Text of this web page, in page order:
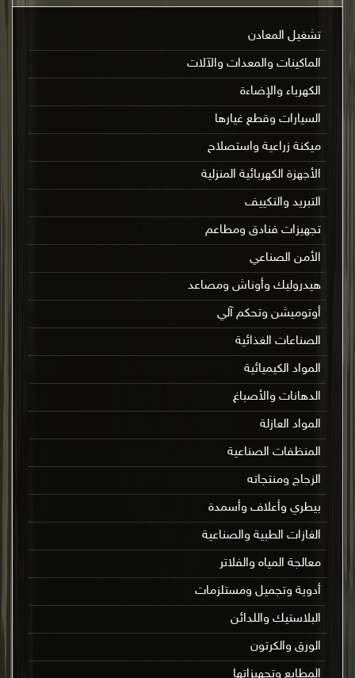
تشغيل المعادن
الماكينات والمعدات والآلات
الكهرباء والإضاءة
السيارات وقطع غيارها
ميكنة زراعية واستصلاح
الأجهزة الكهربائية المنزلية
التبريد والتكييف
تجهيزات فنادق ومطاعم
الأمن الصناعي
هيدروليك وأوناش ومصاعد
أوتوميشن وتحكم آلي
الصناعات الغذائية
المواد الكيميائية
الدهانات والأصباغ
المواد العازلة
المنظفات الصناعية
الزجاج ومنتجاته
بيطري وأعلاف وأسمدة
الغازات الطبية والصناعية
معالجة المياه والفلاتر
أدوية وتجميل ومستلزمات
البلاستيك واللدائن
الورق والكرتون
المطابع وتجهيزاتها